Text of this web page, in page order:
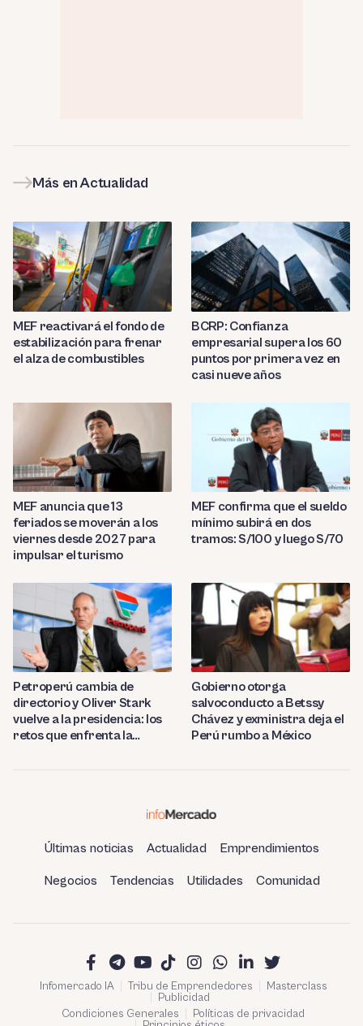
Más en Actualidad
MEF reactivará el fondo de
estabilización para frenar
el alza de combustibles
BCRP: Confianza
empresarial supera los 60
puntos por primera vez en
casi nueve años
MEF anuncia que 13
feriados se moverán a los
viernes desde 2027 para
impulsar el turismo
MEF confirma que el sueldo
mínimo subirá en dos
tramos: S/100 y luego S/70
Petroperú cambia de
directorio y Oliver Stark
vuelve a la presidencia: los
retos que enfrenta la
Gobierno otorga
salvoconducto a Betssy
Chávez y exministra deja el
Perú rumbo a México
Últimas noticias Actualidad Emprendimientos
Negocios Tendencias Utilidades Comunidad
Infomercado IA Tribu de Emprendedores
Masterclass
Publicidad
Condiciones Generales
Políticas de privacidad